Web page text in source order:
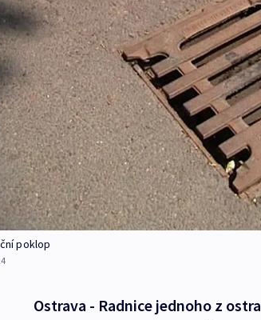
poklop
Ostrava - Radnice jednoho z